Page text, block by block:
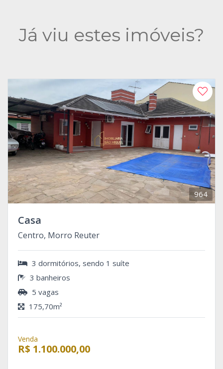
Já viu estes imóveis?
964
Casa
Centro, Morro Reuter
3 dormitórios, sendo 1 suíte
3 banheiros
5 vagas
175,70m²
Venda
R$ 1.100.000,00